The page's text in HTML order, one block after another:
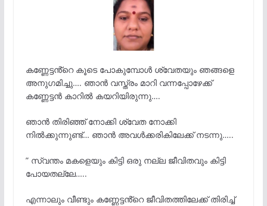
കണ്ണേട്ടൻ്റെ കൂടെ പോകുമ്പോൾ ശ്വേതയും ഞങ്ങളെ
അനുഗമിച്ചു…. ഞാൻ വസ്ത്രം മാറി വന്നപ്പോഴേക്ക്
കണ്ണേട്ടൻ കാറിൽ കയറിയിരുന്നു….
ഞാൻ തിരിഞ്ഞ് നോക്കി ശ്വേത നോക്കി
നിൽക്കുന്നുണ്ട്… ഞാൻ അവൾക്കരികിലേക്ക് നടന്നു…..
” സ്വന്തം മകളെയും കിട്ടി ഒരു നല്ല ജീവിതവും കിട്ടി
പോയതല്ലേ…..
എന്നാലും വീണ്ടും കണ്ണേട്ടൻ്റെ ജീവിതത്തിലേക്ക് തിരിച്ച്